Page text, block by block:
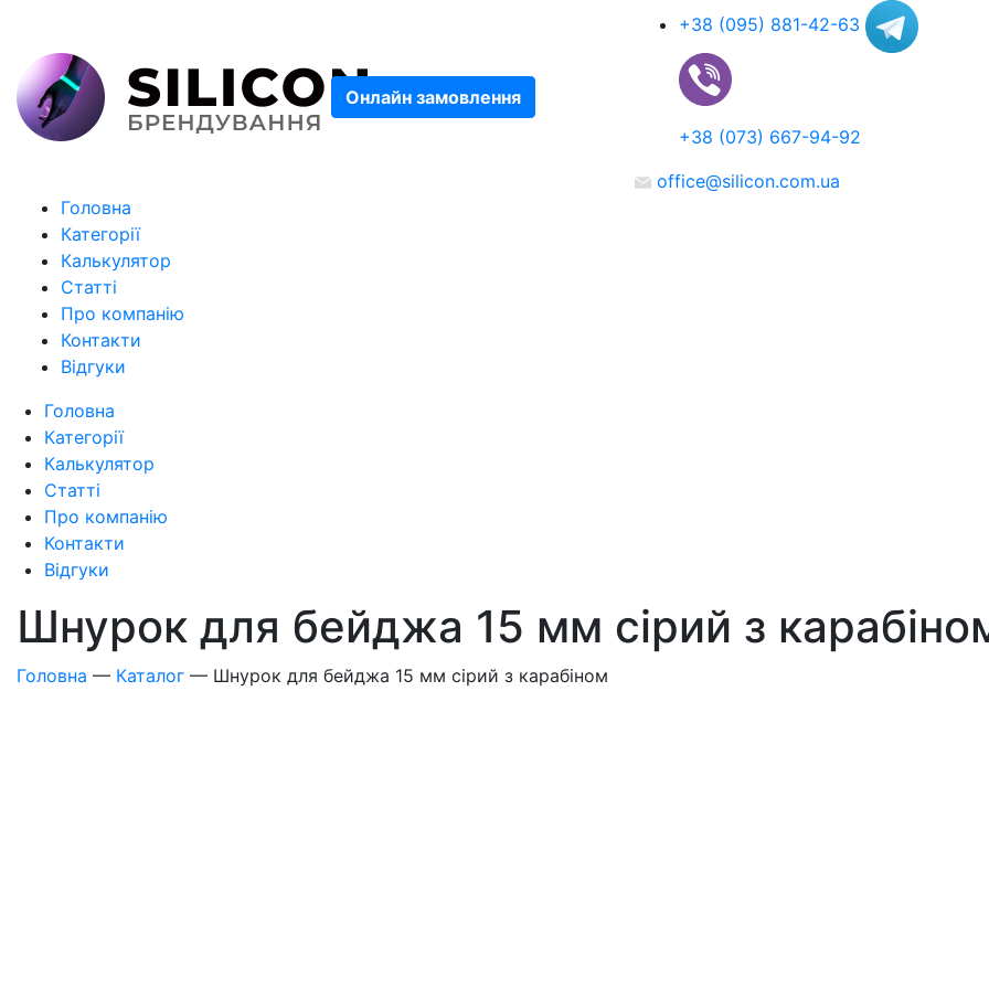
Онлайн замовлення
+38 (095) 881-42-63
+38 (073) 667-94-92
office@silicon.com.ua
Головна
Категорії
Калькулятор
Статті
Про компанію
Контакти
Відгуки
Головна
Категорії
Калькулятор
Статті
Про компанію
Контакти
Відгуки
Шнурок для бейджа 15 мм сірий з
Головна — Каталог — Шнурок для бейджа 15 мм сірий з карабіном